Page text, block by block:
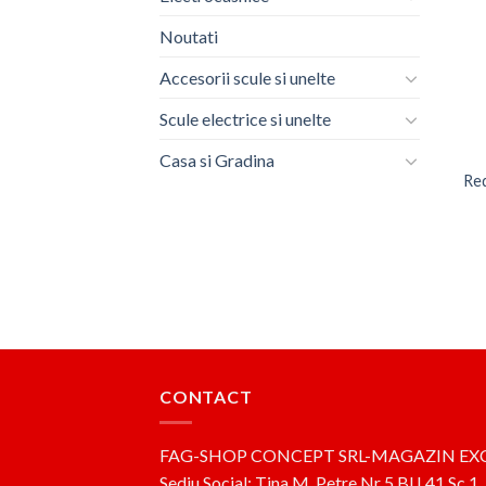
Noutati
Accesorii scule si unelte
Scule electrice si unelte
Casa si Gradina
CONTACT
FAG-SHOP CONCEPT SRL-MAGAZIN